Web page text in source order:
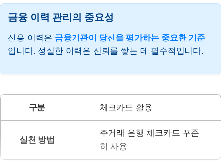
금융 이력 관리의 중요성
신용 이력은 금융기관이 당신을 평가하는 중요한 기준
입니다. 성실한 이력은 신뢰를 쌓는 데 필수적입니다.
체크카드 활용
주거래 은행 체크카드 꾸준
히 사용